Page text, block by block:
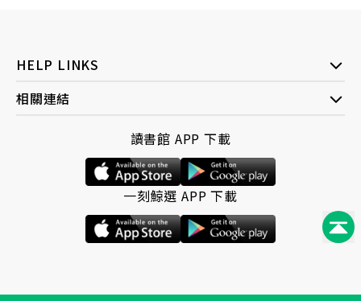
HELP LINKS
相關連結
讀書館 APP 下載
一刻鯨選 APP 下載